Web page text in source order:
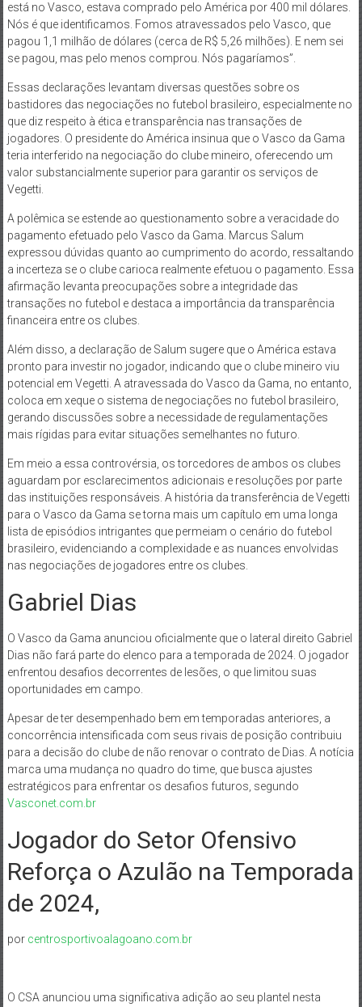
está no Vasco, estava comprado pelo América por 400 mil dólares.
Nós é que identificamos. Fomos atravessados pelo Vasco, que
pagou 1,1 milhão de dólares (cerca de R$ 5,26 milhões). E nem sei
se pagou, mas pelo menos comprou. Nós pagaríamos”.
Essas declarações levantam diversas questões sobre os
bastidores das negociações no futebol brasileiro, especialmente no
que diz respeito à ética e transparência nas transações de
jogadores. O presidente do América insinua que o Vasco da Gama
teria interferido na negociação do clube mineiro, oferecendo um
valor substancialmente superior para garantir os serviços de
Vegetti.
A polêmica se estende ao questionamento sobre a veracidade do
pagamento efetuado pelo Vasco da Gama. Marcus Salum
expressou dúvidas quanto ao cumprimento do acordo, ressaltando
a incerteza se o clube carioca realmente efetuou o pagamento. Essa
afirmação levanta preocupações sobre a integridade das
transações no futebol e destaca a importância da transparência
financeira entre os clubes.
Além disso, a declaração de Salum sugere que o América estava
pronto para investir no jogador, indicando que o clube mineiro viu
potencial em Vegetti. A atravessada do Vasco da Gama, no entanto,
coloca em xeque o sistema de negociações no futebol brasileiro,
gerando discussões sobre a necessidade de regulamentações
mais rígidas para evitar situações semelhantes no futuro.
Em meio a essa controvérsia, os torcedores de ambos os clubes
aguardam por esclarecimentos adicionais e resoluções por parte
das instituições responsáveis. A história da transferência de Vegetti
para o Vasco da Gama se torna mais um capítulo em uma longa
lista de episódios intrigantes que permeiam o cenário do futebol
brasileiro, evidenciando a complexidade e as nuances envolvidas
nas negociações de jogadores entre os clubes.
Gabriel Dias
O Vasco da Gama anunciou oficialmente que o lateral direito Gabriel
Dias não fará parte do elenco para a temporada de 2024. O jogador
enfrentou desafios decorrentes de lesões, o que limitou suas
oportunidades em campo.
Apesar de ter desempenhado bem em temporadas anteriores, a
concorrência intensificada com seus rivais de posição contribuiu
para a decisão do clube de não renovar o contrato de Dias. A notícia
marca uma mudança no quadro do time, que busca ajustes
estratégicos para enfrentar os desafios futuros, segundo
Vasconet.com.br
Jogador do Setor Ofensivo
Reforça o Azulão na Temporada
de 2024,
por centrosportivoalagoano.com.br
O CSA anunciou uma significativa adição ao seu plantel nesta